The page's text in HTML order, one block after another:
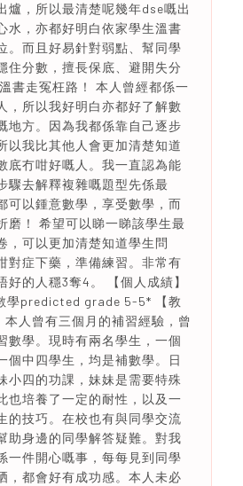
爐，所以最清楚呢幾年dse嘅出
水，亦都好明白依家學生溫書
。而且好易針對弱點、幫同學
住分數，擅長保底、避開失分
書走冤枉路！ 本人曾經都係一
，所以我好明白亦都好了解數
地方。因為我都係靠自己逐步
以我比其他人會更加清楚知道
底冇咁好嘅人。我一直認為能
驟去解釋複雜嘅題型先係最
可以鍾意數學，享受數學，而
磨！ 希望可以睇一睇該學生最
，可以更加清楚知道學生問
對症下藥，準備練習。非常有
好的人穩3奪4。 【個人成績】
學predicted grade 5-5* 【教
人曾有三個月的補習經驗，曾
數學。現時有兩名學生，一個
個中四學生，均是補數學。日
小四的功課，妹妹是需要特殊
也培養了一定的耐性，以及一
的技巧。在校也有與同學交流
助身邊的同學解答疑難。對我
一件開心嘅事，每每見到同學
，都會好有成功感。本人未必